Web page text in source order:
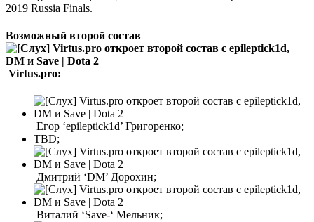
2019 Russia Finals.
Возможный второй состав
Virtus.pro:
Егор ‘epileptick1d’ Григоренко;
TBD;
Дмитрий ‘DM’ Дорохин;
Виталий ‘Save-‘ Мельник;